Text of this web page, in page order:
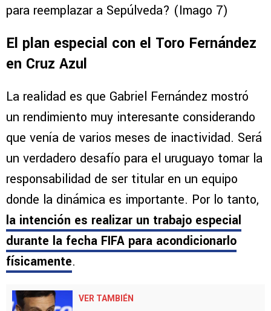
para reemplazar a Sepúlveda? (Imago 7)
El plan especial con el Toro Fernández
en Cruz Azul
La realidad es que Gabriel Fernández mostró
un rendimiento muy interesante considerando
que venía de varios meses de inactividad. Será
un verdadero desafío para el uruguayo tomar la
responsabilidad de ser titular en un equipo
donde la dinámica es importante. Por lo tanto,
la intención es realizar un trabajo especial
durante la fecha FIFA para acondicionarlo
físicamente.
VER TAMBIÉN